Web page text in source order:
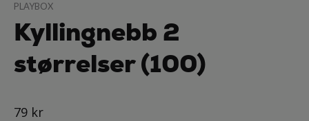
PLAYBOX
Kyllingnebb 2
størrelser (100)
79 kr